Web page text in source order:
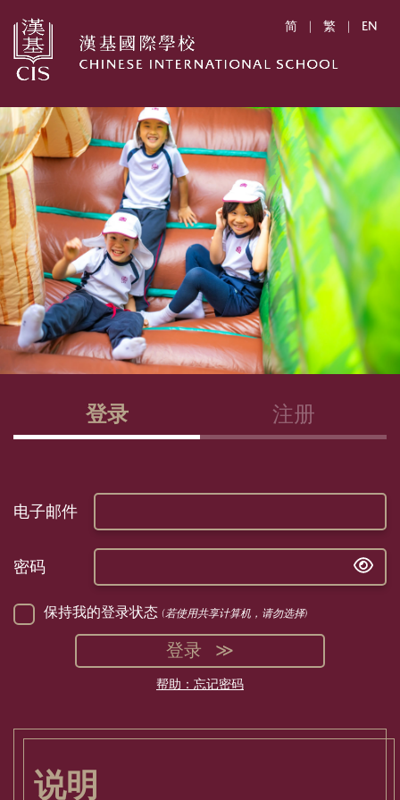
简 繁 EN
登录 注册
电子邮件
密码
保持我的登录状态 (若使用共享计算机，请勿选择)
登录
帮助：忘记密码
说明